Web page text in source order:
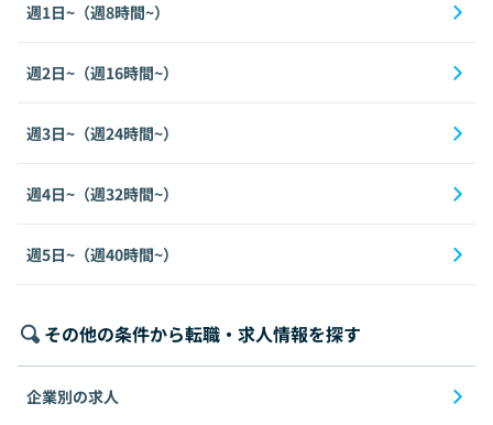
週1日~（週8時間~）
週2日~（週16時間~）
週3日~（週24時間~）
週4日~（週32時間~）
週5日~（週40時間~）
その他の条件から転職・求人情報を探す
企業別の求人